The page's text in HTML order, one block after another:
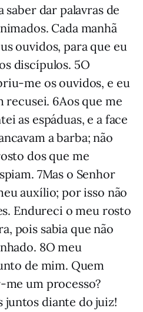
saber dar palavras de
Cada manhã
ouvidos, para que eu
dis­cípulos. 5O
me os ou­vidos, e eu
recusei. 6Aos que me
as espáduas, e a face
a barba; não
dos que me
7Mas o Senhor
auxílio; por isso não
Endureci o meu rosto
pois sabia que não
8O meu
de mim. Quem
me um pro­­­­­cesso?
juntos diante do juiz!